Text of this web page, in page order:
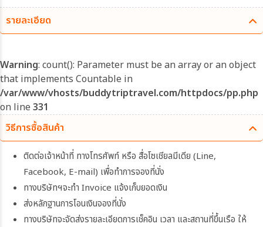
รายละเอียด
Warning: count(): Parameter must be an array or an object
that implements Countable in
/var/www/vhosts/buddytriptravel.com/httpdocs/pp.php
on line 331
วิธีการซื้อสินค้า
ติดต่อเจ้าหน้าที่ ทางโทรศัพท์ หรือ สื่อโซเชียลมีเดีย (Line,
Facebook, E-mail) เพื่อทำการจองที่นั่ง
ทางบริษัทฯจะทำ Invoice แจ้งเก็บยอดเงิน
ส่งหลักฐานการโอนเงินจองที่นั่ง
ทางบริษัทจะจัดส่งรายละเอียดการเช็คอิน เวลา และสถานที่ขึ้นเรือ ให้